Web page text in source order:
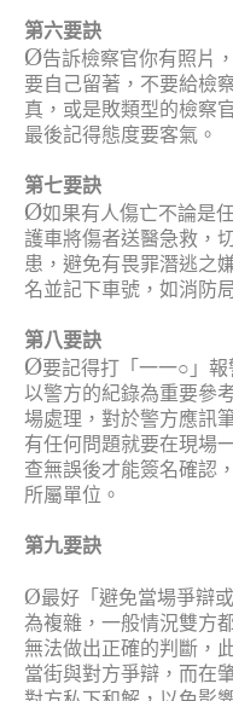
第六要訣
Ø告訴檢察官你有照片
要自己留著，不要給檢
真，或是敗類型的檢察
最後記得態度要客氣。
第七要訣
Ø如果有人傷亡不論是
護車將傷者送醫急救，
患，避免有畏罪潛逃之
名並記下車號，如消防
第八要訣
Ø要記得打「一一○」
以警方的紀錄為重要參
場處理，對於警方應訊
有任何問題就要在現場
查無誤後才能簽名確認
所屬單位。
第九要訣
Ø最好「避免當場爭辯
為複雜，一般情況雙方
無法做出正確的判斷，
當街與對方爭辯，而在